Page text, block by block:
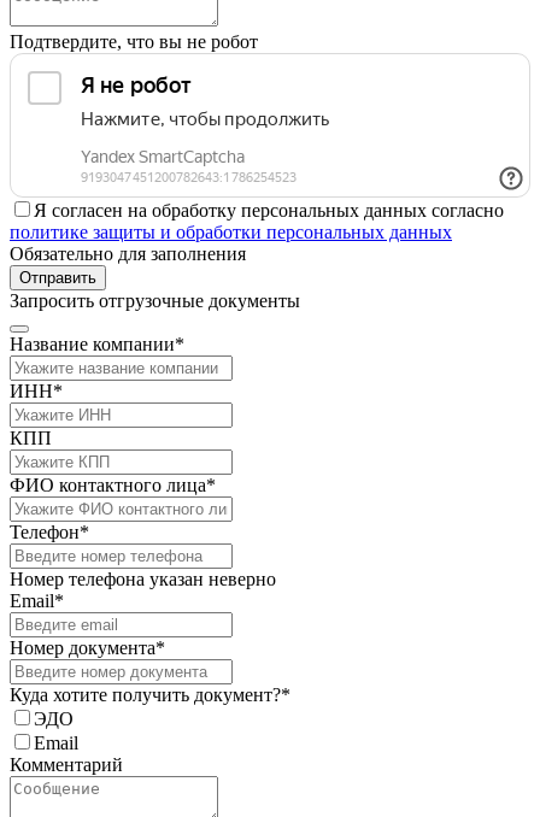
Подтвердите, что вы не робот
Я согласен на обработку персональных данных согласно
политике защиты и обработки персональных данных
Обязательно для заполнения
Отправить
Запросить отгрузочные документы
Название компании*
ИНН*
КПП
ФИО контактного лица*
Телефон*
Номер телефона указан неверно
Email*
Номер документа*
Куда хотите получить документ?*
ЭДО
Email
Комментарий